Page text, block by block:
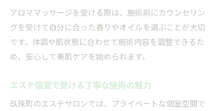
アロママッサージを受ける際は、施術前にカウンセリン
グを受けて自分に合った香りやオイルを選ぶことが大切
です。体調や肌状態に合わせて施術内容を調整できるた
め、安心して美肌ケアを始められます。
エステ個室で受ける丁寧な施術の魅力
玖珠町のエステサロンでは、プライベートな個室空間で